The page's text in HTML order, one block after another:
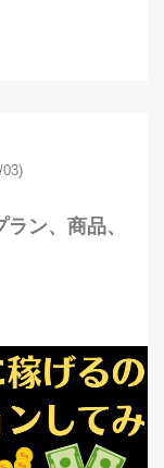
ン、商品、